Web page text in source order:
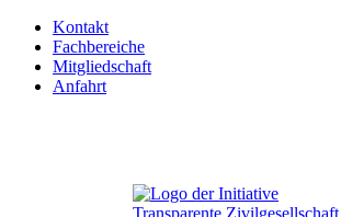
Kontakt
Fachbereiche
Mitgliedschaft
Anfahrt